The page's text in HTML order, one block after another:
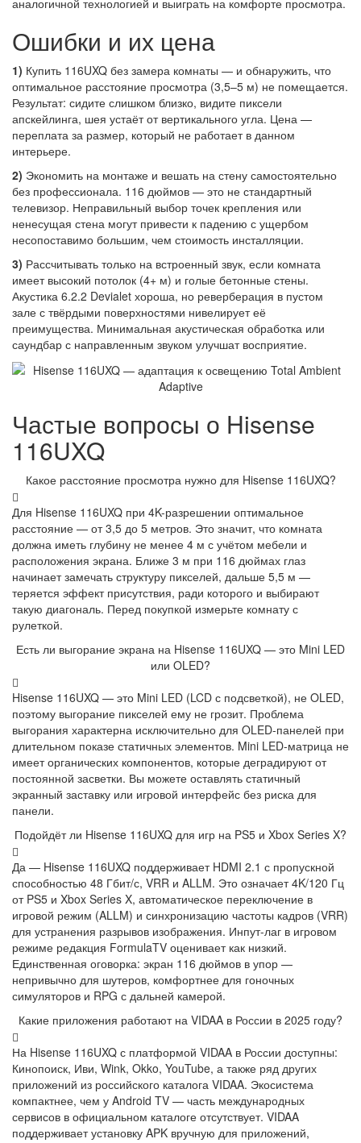
Ошибки и их цена
1) Купить 116UXQ без замера комнаты — и обнаружить, что
оптимальное расстояние просмотра (3,5–5 м) не помещается.
Результат: сидите слишком близко, видите пиксели
апскейлинга, шея устаёт от вертикального угла. Цена —
переплата за размер, который не работает в данном
интерьере.
2) Экономить на монтаже и вешать на стену самостоятельно
без профессионала. 116 дюймов — это не стандартный
телевизор. Неправильный выбор точек крепления или
ненесущая стена могут привести к падению с ущербом
несопоставимо большим, чем стоимость инсталляции.
3) Рассчитывать только на встроенный звук, если комната
имеет высокий потолок (4+ м) и голые бетонные стены.
Акустика 6.2.2 Devialet хороша, но реверберация в пустом
зале с твёрдыми поверхностями нивелирует её
преимущества. Минимальная акустическая обработка или
саундбар с направленным звуком улучшат восприятие.
Частые вопросы о Hisense
116UXQ
Какое расстояние просмотра нужно для Hisense 116UXQ?
Для Hisense 116UXQ при 4K-разрешении оптимальное
расстояние — от 3,5 до 5 метров. Это значит, что комната
должна иметь глубину не менее 4 м с учётом мебели и
расположения экрана. Ближе 3 м при 116 дюймах глаз
начинает замечать структуру пикселей, дальше 5,5 м —
теряется эффект присутствия, ради которого и выбирают
такую диагональ. Перед покупкой измерьте комнату с
рулеткой.
Есть ли выгорание экрана на Hisense 116UXQ — это Mini LED
или OLED?
Hisense 116UXQ — это Mini LED (LCD с подсветкой), не OLED,
поэтому выгорание пикселей ему не грозит. Проблема
выгорания характерна исключительно для OLED-панелей при
длительном показе статичных элементов. Mini LED-матрица не
имеет органических компонентов, которые деградируют от
постоянной засветки. Вы можете оставлять статичный
экранный заставку или игровой интерфейс без риска для
панели.
Подойдёт ли Hisense 116UXQ для игр на PS5 и Xbox Series X?
Да — Hisense 116UXQ поддерживает HDMI 2.1 с пропускной
способностью 48 Гбит/с, VRR и ALLM. Это означает 4K/120 Гц
от PS5 и Xbox Series X, автоматическое переключение в
игровой режим (ALLM) и синхронизацию частоты кадров (VRR)
для устранения разрывов изображения. Инпут-лаг в игровом
режиме редакция FormulaTV оценивает как низкий.
Единственная оговорка: экран 116 дюймов в упор —
непривычно для шутеров, комфортнее для гоночных
симуляторов и RPG с дальней камерой.
Какие приложения работают на VIDAA в России в 2025 году?
На Hisense 116UXQ с платформой VIDAA в России доступны:
Кинопоиск, Иви, Wink, Okko, YouTube, а также ряд других
приложений из российского каталога VIDAA. Экосистема
компактнее, чем у Android TV — часть международных
сервисов в официальном каталоге отсутствует. VIDAA
поддерживает установку APK вручную для приложений,